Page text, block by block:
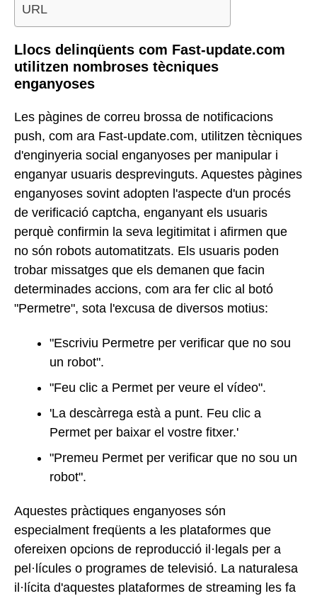
URL
Llocs delinqüents com Fast-update.com
utilitzen nombroses tècniques
enganyoses
Les pàgines de correu brossa de notificacions
push, com ara Fast-update.com, utilitzen tècniques
d'enginyeria social enganyoses per manipular i
enganyar usuaris desprevinguts. Aquestes pàgines
enganyoses sovint adopten l'aspecte d'un procés
de verificació captcha, enganyant els usuaris
perquè confirmin la seva legitimitat i afirmen que
no són robots automatitzats. Els usuaris poden
trobar missatges que els demanen que facin
determinades accions, com ara fer clic al botó
"Permetre", sota l'excusa de diversos motius:
"Escriviu Permetre per verificar que no sou
un robot".
"Feu clic a Permet per veure el vídeo".
'La descàrrega està a punt. Feu clic a
Permet per baixar el vostre fitxer.'
"Premeu Permet per verificar que no sou un
robot".
Aquestes pràctiques enganyoses són
especialment freqüents a les plataformes que
ofereixen opcions de reproducció il·legals per a
pel·lícules o programes de televisió. La naturalesa
il·lícita d'aquestes plataformes de streaming les fa